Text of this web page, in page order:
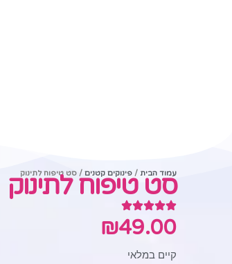
עמוד הבית / פינוקים קטנים / סט טיפוח לתינוק
סט טיפוח לתינוק
₪49.00
קיים במלאי